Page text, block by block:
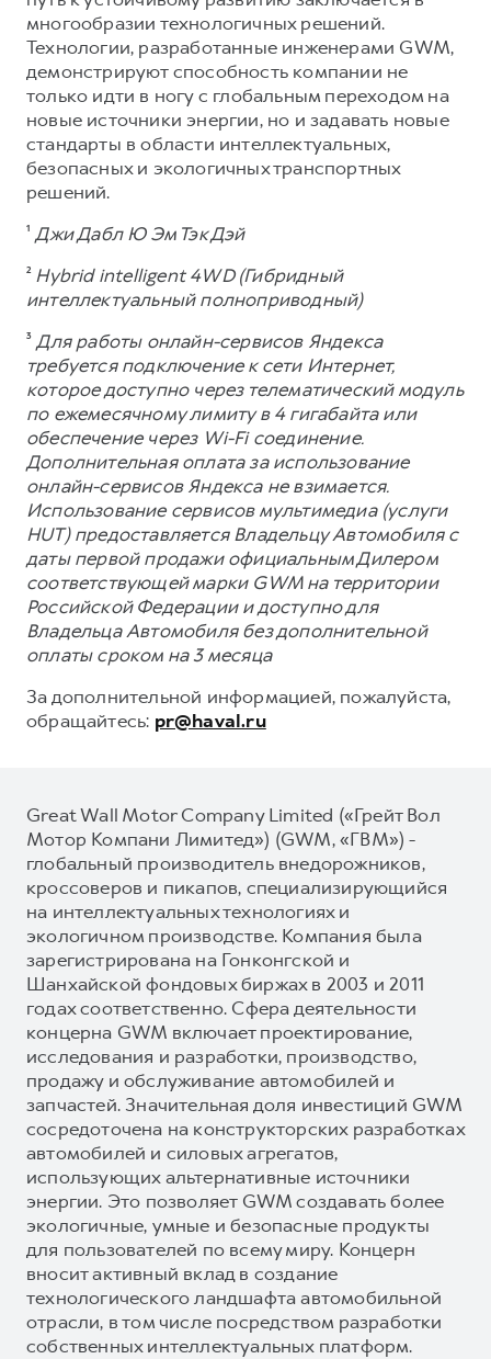
многообразии технологичных решений.
Технологии, разработанные инженерами GWM,
демонстрируют способность компании не
только идти в ногу с глобальным переходом на
новые источники энергии, но и задавать новые
стандарты в области интеллектуальных,
безопасных и экологичных транспортных
решений.
¹Джи Дабл Ю Эм Тэк Дэй
²Hybrid intelligent 4WD (Гибридный
интеллектуальный полноприводный)
³Для работы онлайн-сервисов Яндекса
требуется подключение к сети Интернет,
которое доступно через телематический модуль
по ежемесячному лимиту в 4 гигабайта или
обеспечение через Wi-Fi соединение.
Дополнительная оплата за использование
онлайн-сервисов Яндекса не взимается.
Использование сервисов мультимедиа (услуги
HUT) предоставляется Владельцу Автомобиля с
даты первой продажи официальным Дилером
соответствующей марки GWM на территории
Российской Федерации и доступно для
Владельца Автомобиля без дополнительной
оплаты сроком на 3 месяца
За дополнительной информацией, пожалуйста,
обращайтесь: pr@haval.ru
Great Wall Motor Company Limited («Грейт Вол
Мотор Компани Лимитед») (GWM, «ГВМ») -
глобальный производитель внедорожников,
кроссоверов и пикапов, специализирующийся
на интеллектуальных технологиях и
экологичном производстве. Компания была
зарегистрирована на Гонконгской и
Шанхайской фондовых биржах в 2003 и 2011
годах соответственно. Сфера деятельности
концерна GWM включает проектирование,
исследования и разработки, производство,
продажу и обслуживание автомобилей и
запчастей. Значительная доля инвестиций GWM
сосредоточена на конструкторских разработках
автомобилей и силовых агрегатов,
использующих альтернативные источники
энергии. Это позволяет GWM создавать более
экологичные, умные и безопасные продукты
для пользователей по всему миру. Концерн
вносит активный вклад в создание
технологического ландшафта автомобильной
отрасли, в том числе посредством разработки
собственных интеллектуальных платформ.